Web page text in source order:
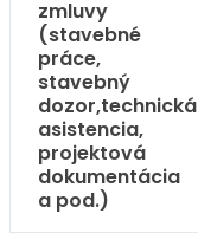
zmluvy
(stavebné
práce,
stavebný
dozor,technická
asistencia,
projektová
dokumentácia
a pod.)